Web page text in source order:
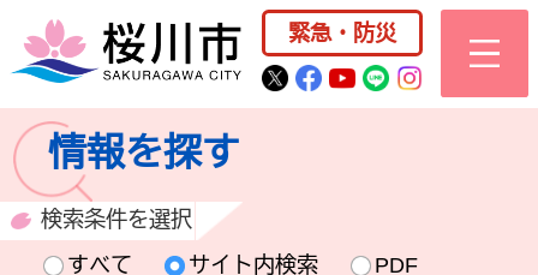
桜川市公式ホー
緊急・防災
桜川市公式Twitter
桜川市公式
桜川市公式
桜川市公式
情報を探す
検索条件を選択
すべて
サイト内検索
PDF